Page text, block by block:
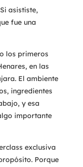
asististe,
fue una
los primeros
en las
El ambiente
ingredientes
y esa
importante
exclusiva
Porque